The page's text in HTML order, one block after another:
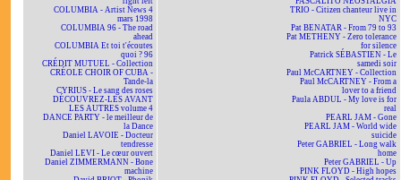
COLUMBIA - Artist News 4
mars 1998
COLUMBIA 96 - The road
ahead
COLUMBIA Et toi t'écoutes
quoi ? 96
CRÉDIT MUTUEL - Collection
CRÉOLE CHOIR OF CUBA -
Tande-la
CYRIUS - Le sang des roses
DÉCOUVREZ-LES AVANT
LES AUTRES volume 4
DANCE PARTY - le meilleur de
la Dance
Daniel LAVOIE - Docteur
tendresse
Daniel LEVI - Le cœur ouvert
Daniel ZIMMERMANN - Bone
machine
TRIO - Citizen chanteur live in
NYC
Pat BENATAR - From 79 to 93
Pat METHENY - Zero tolerance
for silence
Patrick SÉBASTIEN - Le
samedi soir
Paul McCARTNEY - Collection
Paul McCARTNEY - From a
lover to a friend
Paula ABDUL - My love is for
real
PEARL JAM - Gone
PEARL JAM - World wide
suicide
Peter GABRIEL - Long walk
home
Peter GABRIEL - Up
PINK FLOYD - High hopes